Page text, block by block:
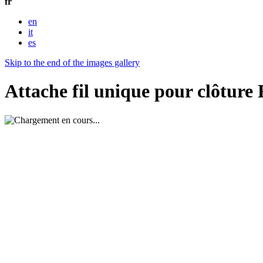
en
it
es
Skip to the end of the images gallery
Attache fil unique pour clôture